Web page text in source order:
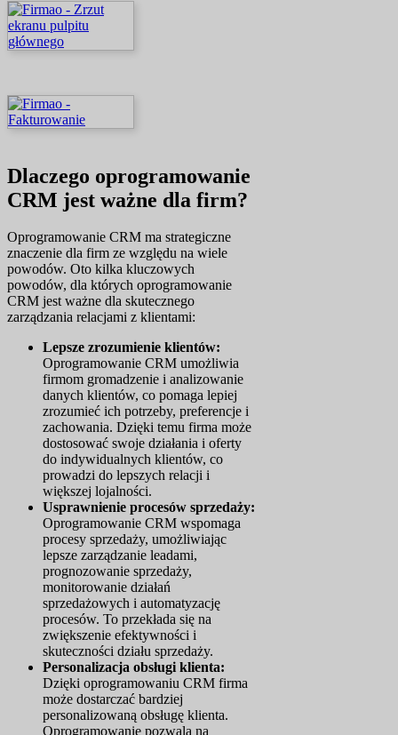
Dlaczego oprogramowanie
CRM jest ważne dla firm?
Oprogramowanie CRM ma strategiczne
znaczenie dla firm ze względu na wiele
powodów. Oto kilka kluczowych
powodów, dla których oprogramowanie
CRM jest ważne dla skutecznego
zarządzania relacjami z klientami:
Lepsze zrozumienie klientów:
Oprogramowanie CRM umożliwia
firmom gromadzenie i analizowanie
danych klientów, co pomaga lepiej
zrozumieć ich potrzeby, preferencje i
zachowania. Dzięki temu firma może
dostosować swoje działania i oferty
do indywidualnych klientów, co
prowadzi do lepszych relacji i
większej lojalności.
Usprawnienie procesów sprzedaży:
Oprogramowanie CRM wspomaga
procesy sprzedaży, umożliwiając
lepsze zarządzanie leadami,
prognozowanie sprzedaży,
monitorowanie działań
sprzedażowych i automatyzację
procesów. To przekłada się na
zwiększenie efektywności i
skuteczności działu sprzedaży.
Personalizacja obsługi klienta:
Dzięki oprogramowaniu CRM firma
może dostarczać bardziej
personalizowaną obsługę klienta.
Oprogramowanie pozwala na